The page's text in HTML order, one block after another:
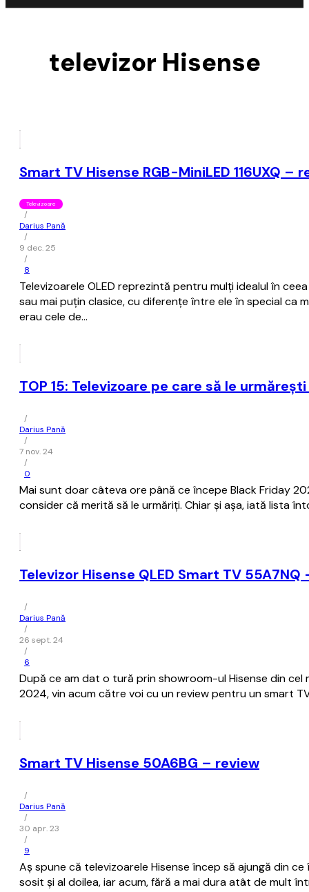
televizor Hisense
Smart TV Hisense RGB-MiniLED 116UXQ
Televizoare
/
Darius Pană
/
9 dec. 25
/
8
Televizoarele OLED reprezintă pentru mulți idealul în
sau mai puțin clasice, cu diferențe între ele în special ca
erau cele de…
TOP 15: Televizoare pe care să le
/
Darius Pană
/
7 nov. 24
/
0
Mai sunt doar câteva ore până ce începe Black Friday
consider că merită să le urmăriți. Chiar și așa, iată lista
Televizor Hisense QLED Smart TV 55A7NQ
/
Darius Pană
/
26 sept. 24
/
6
După ce am dat o tură prin showroom-ul Hisense din
2024, vin acum către voi cu un review pentru un smart
Smart TV Hisense 50A6BG – review
/
Darius Pană
/
30 apr. 23
/
9
Aș spune că televizoarele Hisense încep să ajungă din
sosit și al doilea, iar acum, fără a mai dura atât de mult